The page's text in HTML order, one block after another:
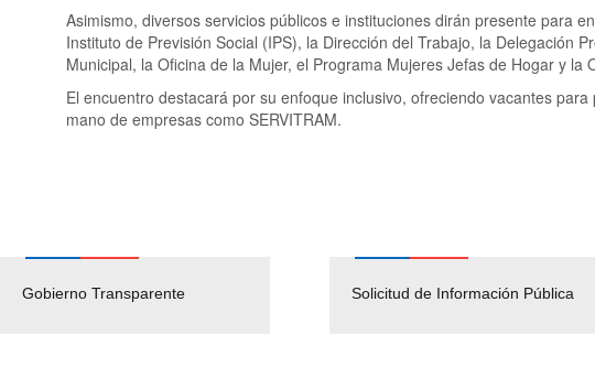
Asimismo, diversos servicios públicos e instituciones dirán presente para
Instituto de Previsión Social (IPS), la Dirección del Trabajo, la Delegación
Municipal, la Oficina de la Mujer, el Programa Mujeres Jefas de Hogar y la
El encuentro destacará por su enfoque inclusivo, ofreciendo vacantes
mano de empresas como SERVITRAM.
Gobierno Transparente Solicitud de Información Pública
Pago Proveedores
Empleos